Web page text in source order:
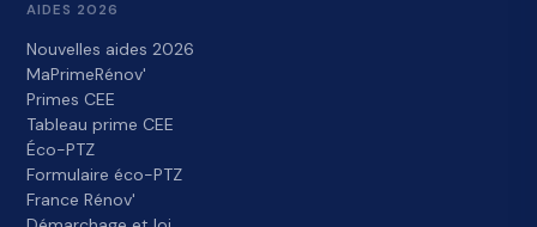
AIDES 2026
Nouvelles aides 2026
MaPrimeRénov'
Primes CEE
Tableau prime CEE
Éco-PTZ
Formulaire éco-PTZ
France Rénov'